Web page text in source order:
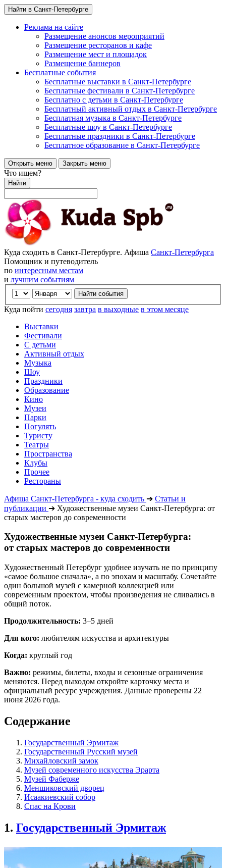
Найти в Санкт-Петербурге
Реклама на сайте
Размещение анонсов мероприятий
Размещение ресторанов и кафе
Размещение мест и площадок
Размещение баннеров
Бесплатные события
Бесплатные выставки в Санкт-Петербурге
Бесплатные фестивали в Санкт-Петербурге
Бесплатно с детьми в Санкт-Петербурге
Бесплатный активный отдых в Санкт-Петербурге
Бесплатная музыка в Санкт-Петербурге
Бесплатные шоу в Санкт-Петербурге
Бесплатные праздники в Санкт-Петербурге
Бесплатное образование в Санкт-Петербурге
Открыть меню Закрыть меню
Что ищем?
Найти
Куда сходить в Санкт-Петербурге. Афиша Санкт-Петербурга
Помощник и путеводитель
по интересным местам
и лучшим событиям
Куда пойти сегодня завтра в выходные в этом месяце
Выставки
Фестивали
С детьми
Активный отдых
Музыка
Шоу
Праздники
Образование
Кино
Музеи
Парки
Погулять
Туристу
Театры
Пространства
Клубы
Прочее
Рестораны
Афиша Санкт-Петербурга - куда сходить ➔ Статьи и
публикации ➔ Художественные музеи Санкт-Петербурга: от
старых мастеров до современности
Художественные музеи Санкт-Петербурга:
от старых мастеров до современности
Художественный Петербург удобнее изучать не по принципу
«самое большое сначала», а по эпохам и масштабу. Сочетайте
один большой музей с камерной коллекцией или
современным проектом, чтобы произведения не сливались в
общий поток.
Продолжительность: 3–5 дней
Для кого: любителям искусства и архитектуры
Когда: круглый год
Важно: режимы, билеты, входы и сезонные ограничения
меняются. Перед выходом откройте карточку места и
официальный ресурс учреждения. Данные проверены 22
июня 2026 года.
Содержание
Государственный Эрмитаж
Государственный Русский музей
Михайловский замок
Музей современного искусства Эрарта
Музей Фаберже
Меншиковский дворец
Исаакиевский собор
Спас на Крови
1. Государственный Эрмитаж